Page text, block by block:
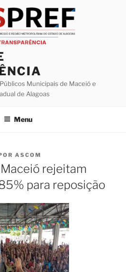
Municipais de Maceió e
de Alagoas
Menu
ASCOM
rejeitam
para reposição